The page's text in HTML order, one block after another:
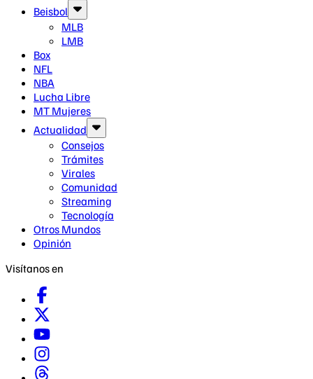
Beisbol
MLB
LMB
Box
NFL
NBA
Lucha Libre
MT Mujeres
Actualidad
Consejos
Trámites
Virales
Comunidad
Streaming
Tecnología
Otros Mundos
Opinión
Visítanos en